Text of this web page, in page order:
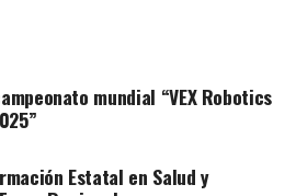
mundial “VEX Robotics
Estatal en Salud y